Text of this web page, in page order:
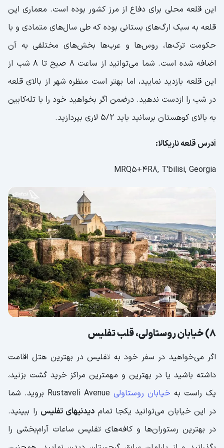
این قلعه محلی برای دفاع از مرز کشور بوده است. معماری این
قلعه به سبک ارگ‌های بستانی بوده که طی سال‌های متمادی و با
حکومت ترک‌ها، روس‌ها و عرب‌ها بخش‌های مختلفی به آن
اضافه شده است. شما می‌توانید از ساعت 8 صبح تا 8 شب از
این قلعه بازدید نمایید، اما بهتر است منظره شهر از بالای قلعه
در شب را ازدست ندهید. درضمن اگر بخواهید خود را با تله‌کابین
به بالای کوهستان برسانید باید 5/2 لاری بپردازید.
آدرس قلعه ناریکالا:
MRQ5+4R8, T'bilisi, Georgia
8) خیابان روستاولی، قلب تفلیس
اگر می‌خواهید در سفر خود به تفلیس در بهترین هتل‌ اقامت
داشته باشید یا در بهترین و مهمترین مراکز خرید گشت بزنید،
یک راست به خیابان روستاولی
Rustaveli Avenue بروید. شما
در این خیابان می‌توانید یکجا تمام دیدنیهای تفلیس را ببینید.
در بهترین رستوران‌ها و کافه‌های تفلیس ساعات آرام‌بخشی را